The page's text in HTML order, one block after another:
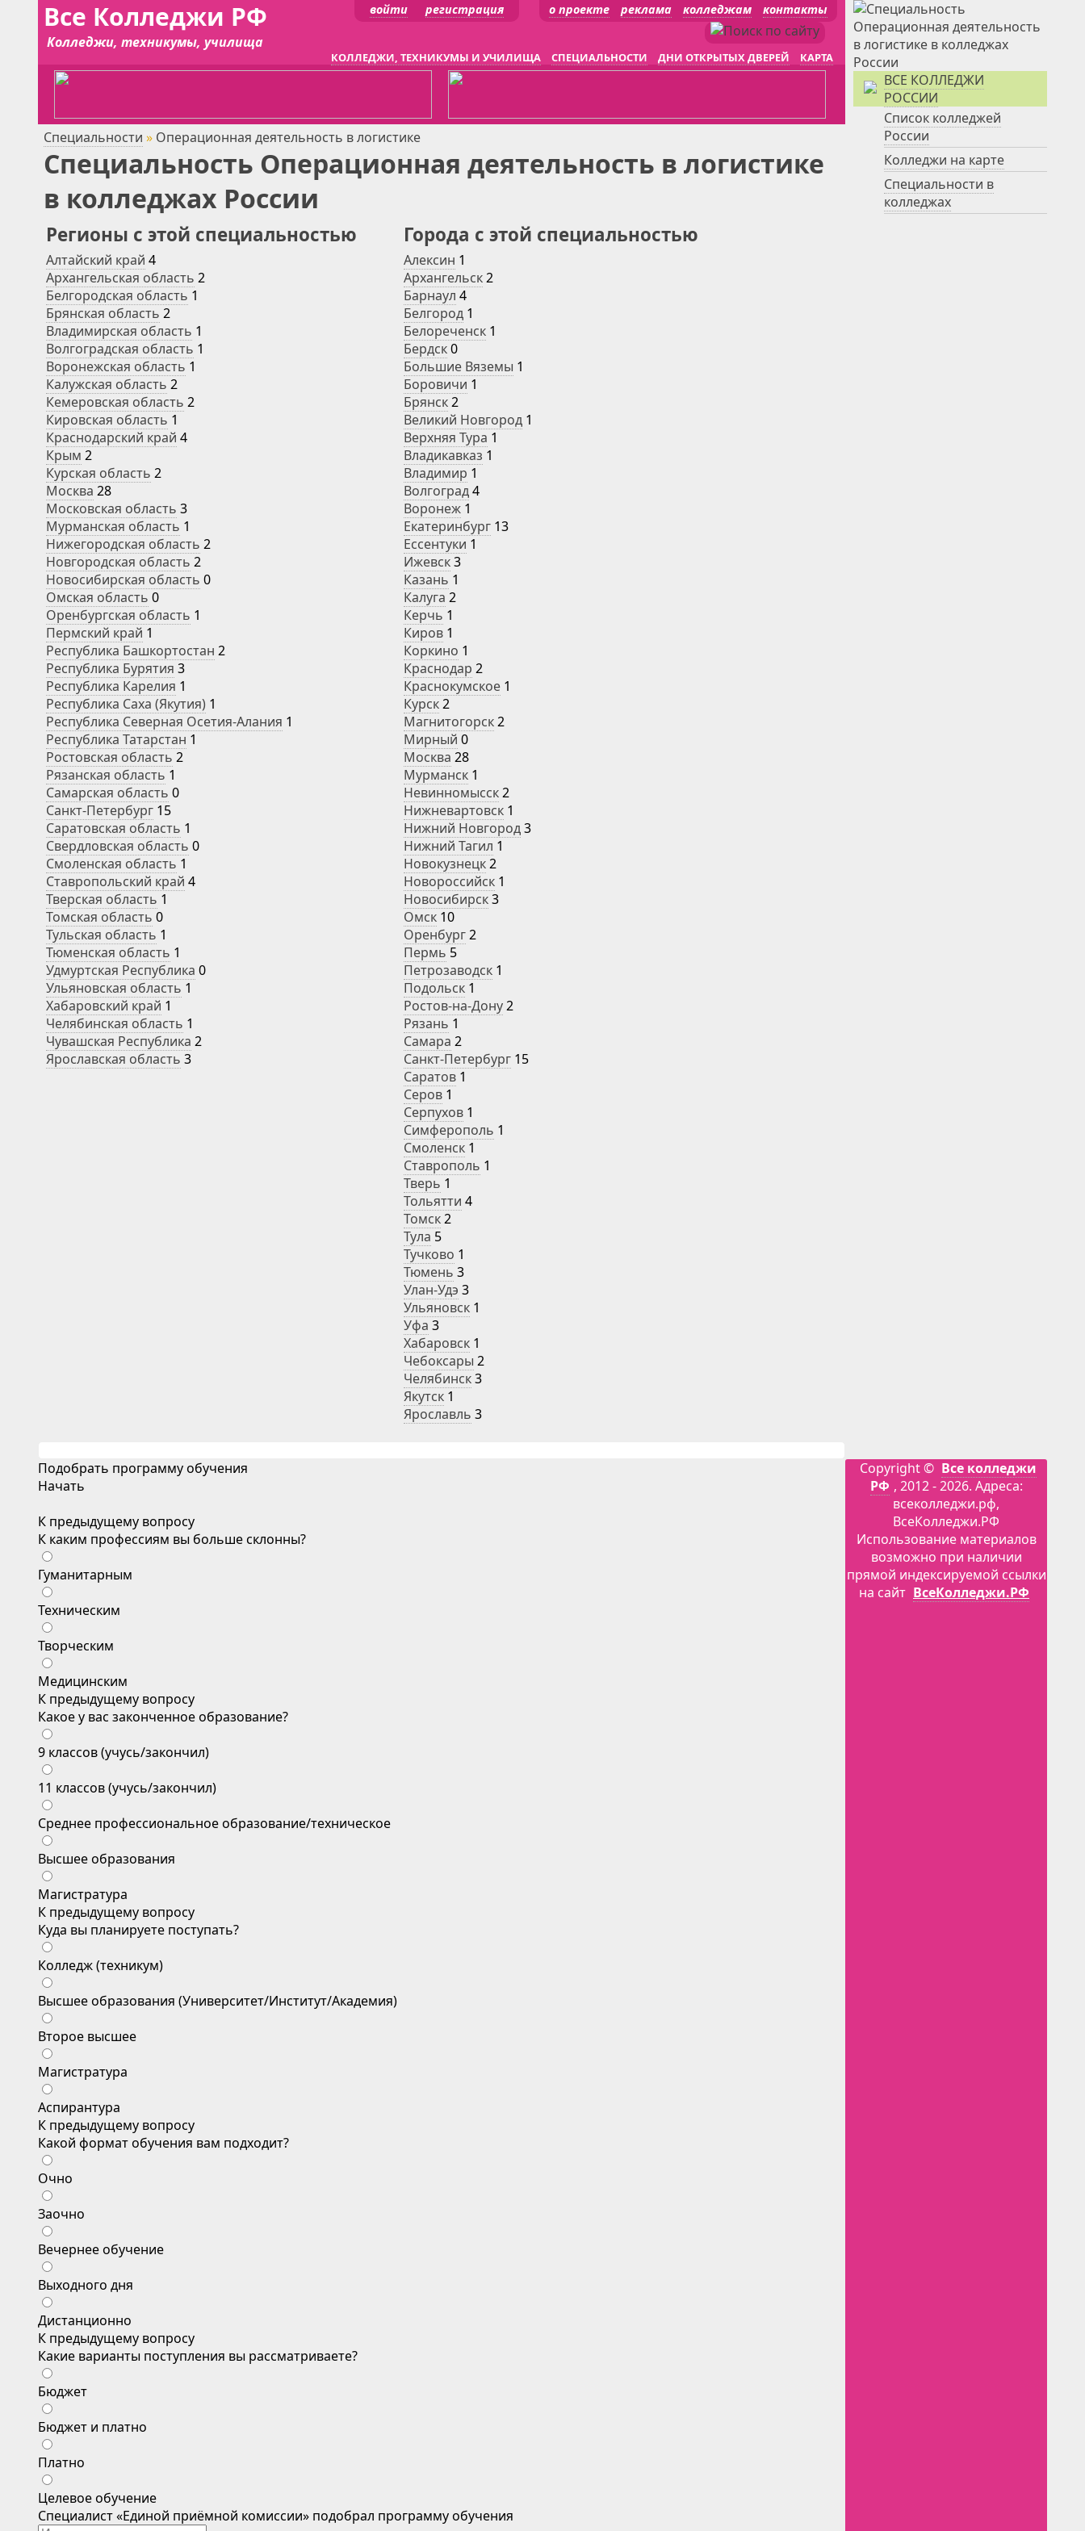
Все Колледжи РФ
Колледжи, техникумы, училища
о проекте реклама колледжам контакты
войти регистрация
КОЛЛЕДЖИ, ТЕХНИКУМЫ И УЧИЛИЩА СПЕЦИАЛЬНОСТИ ДНИ ОТКРЫТЫХ ДВЕРЕЙ КАРТА
Специальности » Операционная деятельность в логистике
Специальность Операционная деятельность в логистике
в колледжах России
Регионы с этой специальностью
Алтайский край 4
Архангельская область 2
Белгородская область 1
Брянская область 2
Владимирская область 1
Волгоградская область 1
Воронежская область 1
Калужская область 2
Кемеровская область 2
Кировская область 1
Краснодарский край 4
Крым 2
Курская область 2
Москва 28
Московская область 3
Мурманская область 1
Нижегородская область 2
Новгородская область 2
Новосибирская область 0
Омская область 0
Оренбургская область 1
Пермский край 1
Республика Башкортостан 2
Республика Бурятия 3
Республика Карелия 1
Республика Саха (Якутия) 1
Республика Северная Осетия-Алания 1
Республика Татарстан 1
Ростовская область 2
Рязанская область 1
Самарская область 0
Санкт-Петербург 15
Саратовская область 1
Свердловская область 0
Смоленская область 1
Ставропольский край 4
Тверская область 1
Томская область 0
Тульская область 1
Тюменская область 1
Удмуртская Республика 0
Ульяновская область 1
Хабаровский край 1
Челябинская область 1
Чувашская Республика 2
Ярославская область 3
Города с этой специальностью
Алексин 1
Архангельск2
Барнаул 4
Белгород 1
Белореченск 1
Бердск0
Большие Вяземы 1
Боровичи 1
Брянск2
Великий Новгород 1
Верхняя Тура 1
Владикавказ 1
Владимир 1
Волгоград4
Воронеж 1
Екатеринбург 13
Ессентуки 1
Ижевск3
Казань 1
Калуга 2
Керчь 1
Киров 1
Коркино 1
Краснодар 2
Краснокумское 1
Курск2
Магнитогорск2
Мирный 0
Москва 28
Мурманск 1
Невинномысск2
Нижневартовск 1
Нижний Новгород3
Нижний Тагил 1
Новокузнецк2
Новороссийск 1
Новосибирск3
Омск 10
Оренбург2
Пермь 5
Петрозаводск 1
Подольск 1
Ростов-на-Дону2
Рязань 1
Самара 2
Санкт-Петербург 15
Саратов 1
Серов 1
Серпухов 1
Симферополь 1
Смоленск 1
Ставрополь 1
Тверь 1
Тольятти 4
Томск2
Тула 5
Тучково 1
Тюмень 3
Улан-Удэ 3
Ульяновск 1
Уфа 3
Хабаровск 1
Чебоксары 2
Челябинск3
Якутск 1
Ярославль 3
ВСЕ КОЛЛЕДЖИ
РОССИИ
Список колледжей
России
Колледжи на карте
Специальности в
колледжах
Подобрать программу обучения
Начать
К предыдущему вопросу
К каким профессиям вы больше склонны?
Гуманитарным
Техническим
Творческим
Медицинским
К предыдущему вопросу
Какое у вас законченное образование?
9 классов (учусь/закончил)
11 классов (учусь/закончил)
Среднее профессиональное образование/техническое
Высшее образования
Магистратура
К предыдущему вопросу
Куда вы планируете поступать?
Колледж (техникум)
Высшее образования (Университет/Институт/Академия)
Второе высшее
Магистратура
Аспирантура
К предыдущему вопросу
Какой формат обучения вам подходит?
Очно
Заочно
Вечернее обучение
Выходного дня
Дистанционно
К предыдущему вопросу
Какие варианты поступления вы рассматриваете?
Бюджет
Бюджет и платно
Платно
Целевое обучение
Специалист «Единой приёмной комиссии» подобрал программу обучения
Copyright © Все колледжи
РФ , 2012 - 2026. Адреса:
всеколледжи.рф,
ВсеКолледжи.РФ
Использование материалов
возможно при наличии
прямой индексируемой ссылки
на сайт ВсеКолледжи.РФ